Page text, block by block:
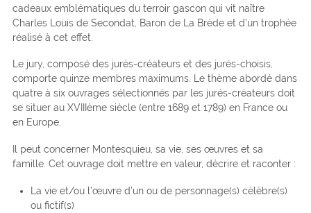
cadeaux emblématiques du terroir gascon qui vit naître
Charles Louis de Secondat, Baron de La Brède et d’un trophée
réalisé à cet effet.
Le jury, composé des jurés-créateurs et des jurés-choisis,
comporte quinze membres maximums. Le thème abordé dans
quatre à six ouvrages sélectionnés par les jurés-créateurs doit
se situer au XVIIIème siècle (entre 1689 et 1789) en France ou
en Europe.
Il peut concerner Montesquieu, sa vie, ses œuvres et sa
famille. Cet ouvrage doit mettre en valeur, décrire et raconter :
La vie et/ou l’œuvre d’un ou de personnage(s) célèbre(s)
ou fictif(s)